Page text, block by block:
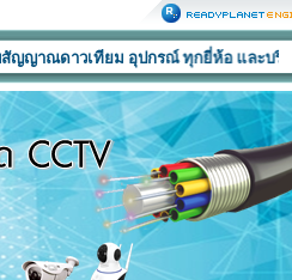
ทียม อุปกรณ์ ทุกยี่ห้อ และบริการติดตั้ง